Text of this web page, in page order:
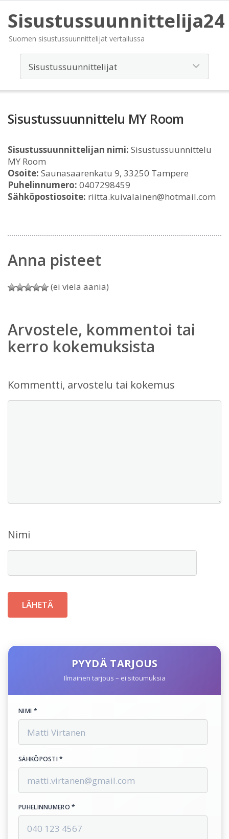
Sisustussuunnittelija24
Suomen sisustussuunnittelijat vertailussa
Sisustussuunnittelu MY Room
Sisustussuunnittelijan nimi: Sisustussuunnittelu
MY Room
Osoite: Saunasaarenkatu 9, 33250 Tampere
Puhelinnumero: 0407298459
Sähköpostiosoite: riitta.kuivalainen@hotmail.com
Anna pisteet
(ei vielä ääniä)
Arvostele, kommentoi tai
kerro kokemuksista
Kommentti, arvostelu tai kokemus
Nimi
PYYDÄ TARJOUS
Ilmainen tarjous – ei sitoumuksia
NIMI *
SÄHKÖPOSTI *
PUHELINNUMERO *